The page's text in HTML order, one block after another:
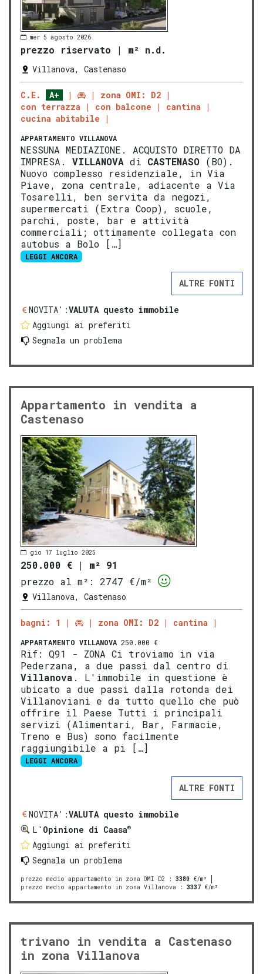
mer 5 agosto 2026
prezzo riservato | m² n.d.
Villanova, Castenaso
C.E. A+
zona OMI: D2
con terrazza
con balcone
cantina
cucina abitabile
APPARTAMENTO VILLANOVA
NESSUNA MEDIAZIONE. ACQUISTO DIRETTO DA
IMPRESA. VILLANOVA di CASTENASO (BO).
Nuovo complesso residenziale, in Via
Piave, zona centrale, adiacente a Via
Tosarelli, ben servita da negozi,
supermercati (Extra Coop), scuole,
parchi, poste, bar e attività
commerciali; ottimamente collegata con
autobus a Bolo […]
LEGGI ANCORA
ALTRE FONTI
NOVITA':VALUTA questo immobile
Aggiungi ai preferiti
Segnala un problema
Appartamento in vendita a
Castenaso
gio 17 luglio 2025
250.000 € | m² 91
prezzo al m²:
2747 €/m²
Villanova, Castenaso
bagni: 1 zona OMI: D2 cantina
APPARTAMENTO VILLANOVA 250.000 €
Rif: Q91 - ZONA Ci troviamo in via
Pederzana, a due passi dal centro di
Villanova . L'immobile in questione è
ubicato a due passi dalla rotonda dei
Villanoviani e da tutto quello che può
offrire il Paese Tutti i principali
servizi (Alimentari, Bar, Farmacie,
Treno e Bus) sono facilmente
raggiungibile a pi […]
LEGGI ANCORA
ALTRE FONTI
NOVITA':VALUTA questo immobile
L' Opinione di Caasa®
Aggiungi ai preferiti
Segnala un problema
prezzo medio appartamento in zona OMI D2 : 3380 €/m²
prezzo medio appartamento in zona Villanova : 3337 €/m²
trivano in vendita a Castenaso
in zona Villanova